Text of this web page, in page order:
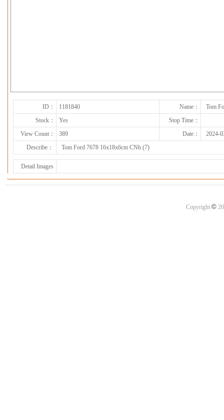
ID： 1181840 Name：
Tom
Stock：
Yes
Stop Time：
View Count：
389 Date：
2024-
Describe：
Tom Ford 7678 16x18x6cm CNh (7)
Detail Images
Copyright ©